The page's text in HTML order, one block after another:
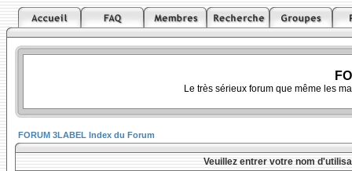
Le très sérieux forum que même les
FORUM 3LABEL Index du Forum
Veuillez entrer votre nom